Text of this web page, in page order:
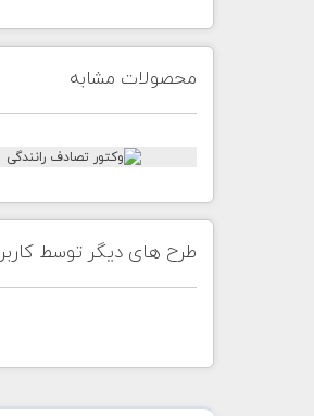
محصولات مشابه
طرح های دیگر توسط کاربر vectordl